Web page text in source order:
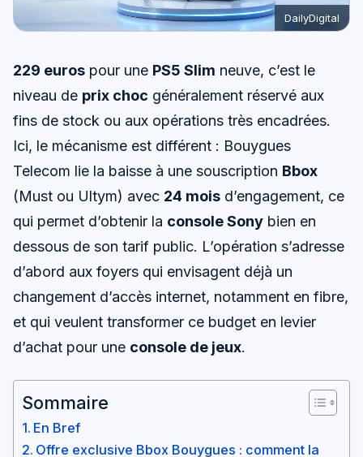
DailyDigital
229 euros pour une PS5 Slim neuve, c’est le
niveau de prix choc généralement réservé aux
fins de stock ou aux opérations très encadrées.
Ici, le mécanisme est différent : Bouygues
Telecom lie la baisse à une souscription Bbox
(Must ou Ultym) avec 24 mois d’engagement, ce
qui permet d’obtenir la console Sony bien en
dessous de son tarif public. L’opération s’adresse
d’abord aux foyers qui envisagent déjà un
changement d’accès internet, notamment en fibre,
et qui veulent transformer ce budget en levier
d’achat pour une console de jeux.
Sommaire
En Bref
Offre exclusive Bbox Bouygues : comment la